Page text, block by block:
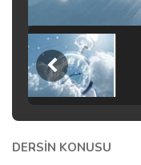
DERSİN KONUSU